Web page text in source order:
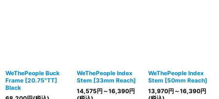
WeThePeople Buck
Frame [20.75"TT]
Black
WeThePeople Index
Stem [33mm Reach]
14,575円 ～16,390円
WeThePeople Index
Stem [50mm Reach]
13,970円 ～16,390円